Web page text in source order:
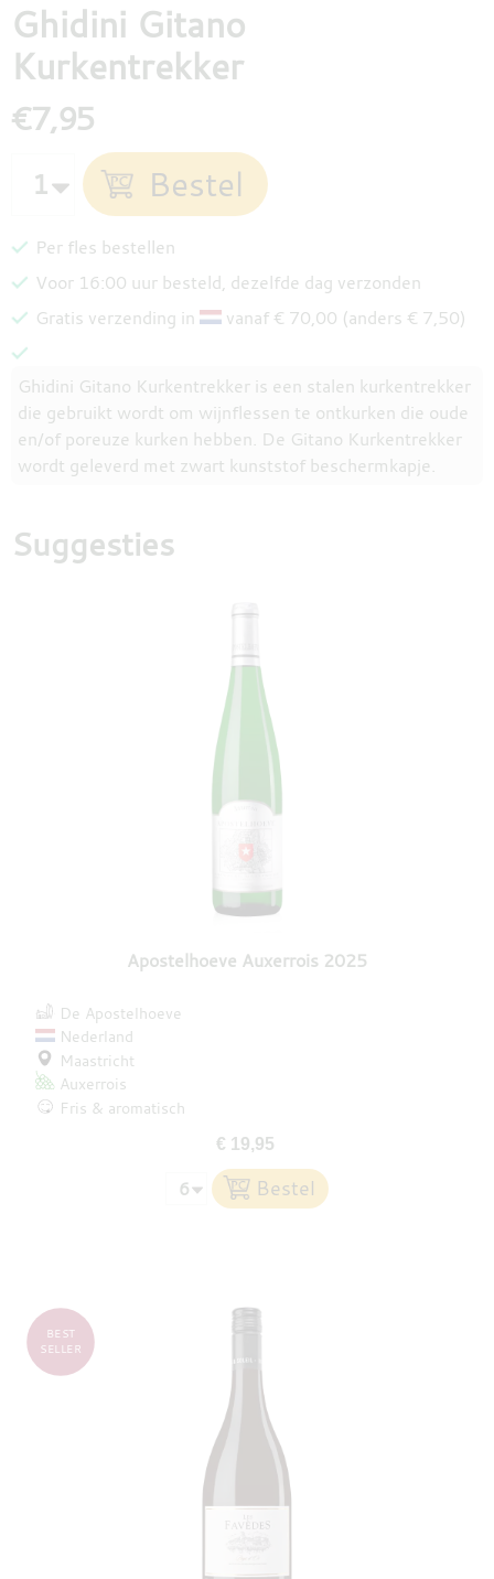
Ghidini Gitano
Kurkentrekker
€7,95
Per fles bestellen
Voor 16:00 uur besteld, dezelfde dag verzonden
Gratis verzending in
vanaf € 70,00 (anders € 7,50)
Ghidini Gitano Kurkentrekker is een stalen kurkentrekker
die gebruikt wordt om wijnflessen te ontkurken die oude
en/of poreuze kurken hebben. De Gitano Kurkentrekker
wordt geleverd met zwart kunststof beschermkapje.
Suggesties
Apostelhoeve Auxerrois 2025
De Apostelhoeve
Nederland
Maastricht
Auxerrois
Fris & aromatisch
€ 19,95
BEST
SELLER